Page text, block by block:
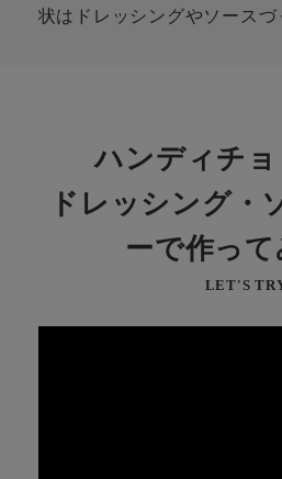
状はドレッシングやソースづ
ハンディチョ
ドレッシング・
ーで作って
LET'S